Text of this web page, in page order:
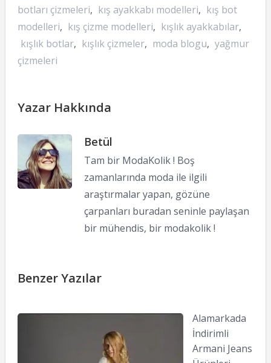
botları çizmeleri, kış ayakkabı modelleri, kış bot
modelleri, kış çizme modelleri, kışlık ayakkabılar,
kışlık botlar, kışlık çizmeler, moda blogu, yağmur
çizmeleri
Yazar Hakkında
Betül
Tam bir ModaKolik ! Boş
zamanlarında moda ile ilgili
araştırmalar yapan, gözüne
çarpanları buradan seninle paylaşan
bir mühendis, bir modakolik !
Benzer Yazılar
Alamarkada
İndirimli
Armani Jeans